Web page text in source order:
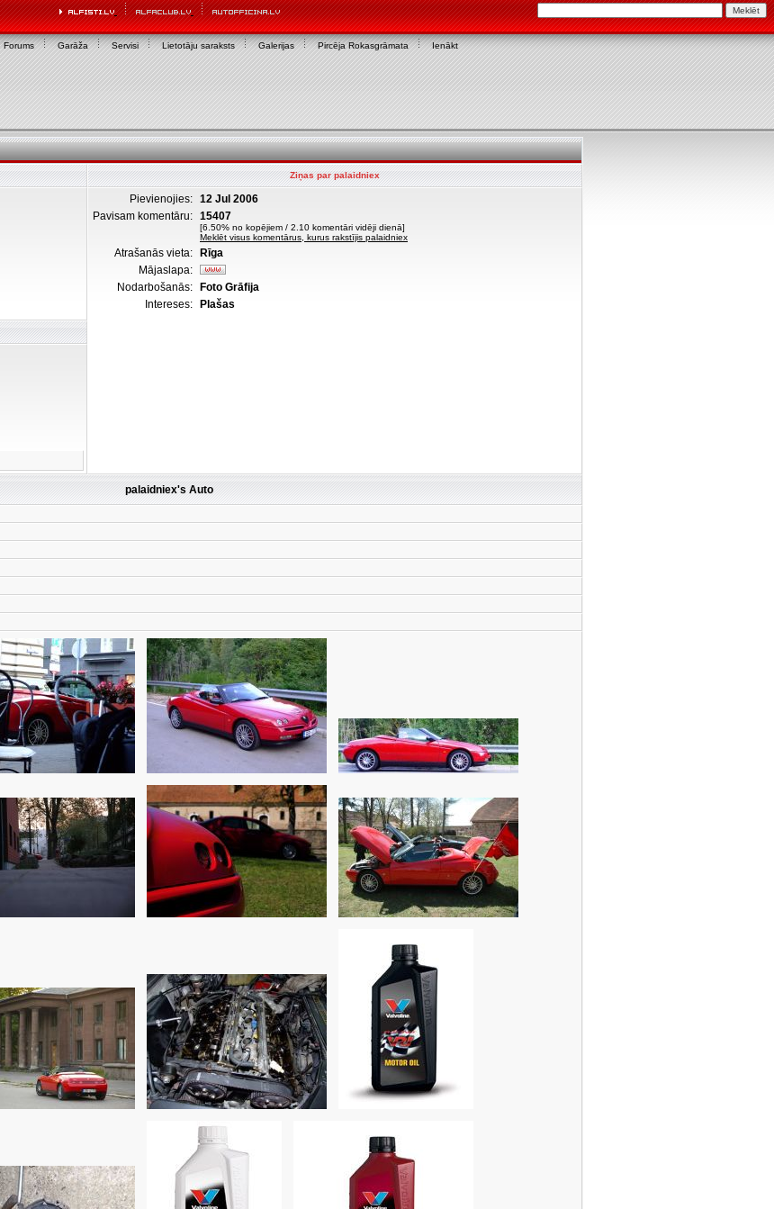
Forums Garāža Servisi Lietotāju saraksts Galerijas Pircēja Rokasgrāmata Ienākt
Ziņas par palaidniex
Pievienojies: 12 Jul 2006
Pavisam komentāru: 15407
[6.50% no kopējiem / 2.10 komentāri vidēji dienā]
Meklēt visus komentārus, kurus rakstījis palaidniex
Atrašanās vieta:
Rīga
Mājaslapa:
Nodarbošanās:
Foto Grāfija
Intereses:
Plašas
palaidniex's Auto